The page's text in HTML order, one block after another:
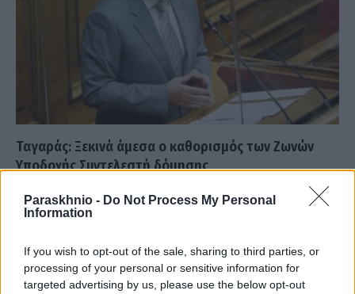
Paraskhnio - Do Not Process My Personal
Information
If you wish to opt-out of the sale, sharing to third parties, or
processing of your personal or sensitive information for
targeted advertising by us, please use the below opt-out
Ταγαράς: Ξεκινά άμεσα ο καθορισμός των Ζωνών
Υποδοχής Συντελεστή δόμησης
Στην τελική ευθεία μπαίνει μια πολύ σημαντική πολεοδομική
καθώς ξεκινούν άμεσα οι διαγωνισμοί…